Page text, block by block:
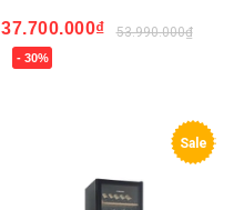
37.700.000₫ 53.990.000₫
- 30%
Sale